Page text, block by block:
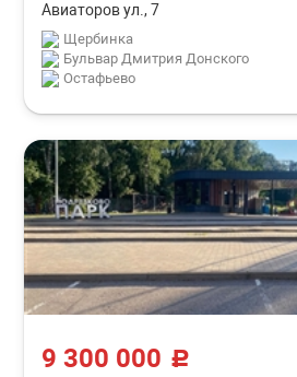
Авиаторов ул., 7
Щербинка
Бульвар Дмитрия Донского
Остафьево
9 300 000 c